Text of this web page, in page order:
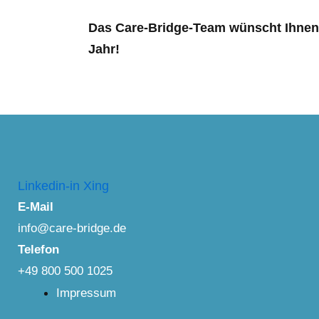
Das Care-Bridge-Team wünscht
Jahr!
Linkedin-in Xing
E-Mail
info@care-bridge.de
Telefon
+49 800 500 1025
Impressum